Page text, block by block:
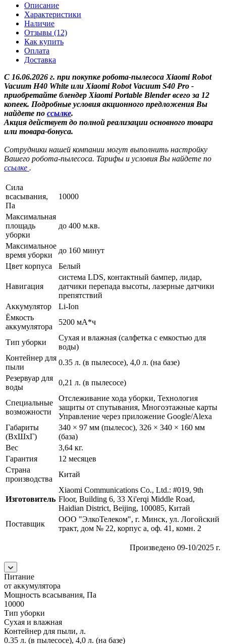
Описание
Характеристики
Наличие
Отзывы (12)
Как купить
Оплата
Доставка
С 16.06.2026 г. при покупке робота-пылесоса Xiaomi Robot
Vacuum H40 White или Xiaomi Robot Vacuum S40 Pro -
приобретайте блендер Xiaomi Portable Blender всего за 12
копеек. Подробные условия акционного предложения Вы
найдете по cсылке.
Акция действует до полной реализации основного товара
или товара-бонуса.
Сотрудники нашей компании могут выполнить настройку
Вашего робота-пылесоса. Тарифы и условия Вы найдете по
ссылке .
Сила
всасывания,
Па
10000
Максимальная
площадь
уборки
до 400 м.кв.
Максимальное
время уборки
до 160 минут
Цвет корпуса
Белый
Навигация
система LDS, контактный бампер, лидар,
датчики перепада высоты, лазерные датчики
препятствий
Аккумулятор
Li-Ion
Ёмкость
аккумулятора
5200 мА*ч
Тип уборки
Сухая и влажная (салфетка с емкостью для
воды)
Контейнер для
пыли
0.35 л. (в пылесосе), 4,0 л. (на базе)
Резервуар для
воды
0,21 л. (в пылесосе)
Специальные
возможности
Отслеживание хода уборки, Технология
защиты от спутывания, Многоэтажные карты
Управление через приложение Google/Alexa
Габариты
(ВхШхГ)
340 × 97 мм (пылесос), 326 × 340 × 160 мм
(база)
Вес
3,64 кг.
Гарантия
12 месяцев
Страна
производства
Китай
Изготовитель
Xiaomi Communications Co., Ltd.: #019, 9th
Floor, Building 6, 33 Xi'erqi Middle Road,
Haidian District, Beijing, 100085, Китай
Поставщик
ООО "ЭлкоТелеком", г. Минск, ул. Логойский
тракт, дом № 22, корпус а, оф. 41, комн. 2
Произведено 09-10/2025 г.
Питание
от аккумулятора
Мощность всасывания, Па
10000
Тип уборки
Сухая и влажная
Контейнер для пыли, л.
0.35 л. (в пылесосе), 4,0 л. (на базе)